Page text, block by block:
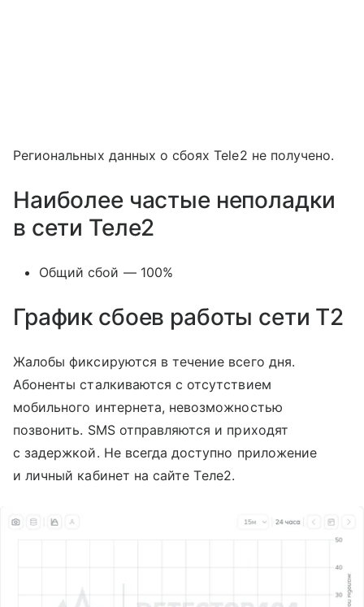
Региональных данных о сбоях Tele2 не получено.
Наиболее частые неполадки
в сети Теле2
Общий сбой — 100%
График сбоев работы сети T2
Жалобы фиксируются в течение всего дня.
Абоненты сталкиваются с отсутствием
мобильного интернета, невозможностью
позвонить. SMS отправляются и приходят
с задержкой. Не всегда доступно приложение
и личный кабинет на сайте Tеле2.